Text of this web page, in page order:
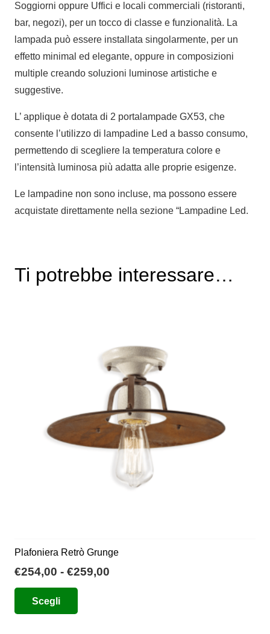
Soggiorni oppure Uffici e locali commerciali (ristoranti,
bar, negozi), per un tocco di classe e funzionalità. La
lampada può essere installata singolarmente, per un
effetto minimal ed elegante, oppure in composizioni
multiple creando soluzioni luminose artistiche e
suggestive.
L’ applique è dotata di 2 portalampade GX53, che
consente l’utilizzo di lampadine Led a basso consumo,
permettendo di scegliere la temperatura colore e
l’intensità luminosa più adatta alle proprie esigenze.
Le lampadine non sono incluse, ma possono essere
acquistate direttamente nella sezione “Lampadine Led.
Ti potrebbe interessare…
Plafoniera Retrò Grunge
€254,00 - €259,00
Scegli